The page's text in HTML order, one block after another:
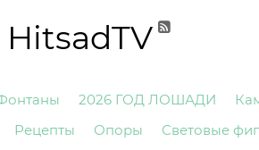
2026 ГОД ЛОШАДИ
Рецепты Опоры Световые